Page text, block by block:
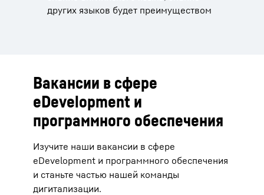
других языков будет преимуществом
Вакансии в сфере
eDevelopment и
программного обеспечения
Изучите наши вакансии в сфере
eDevelopment и программного обеспечения
и станьте частью нашей команды
дигитализации.